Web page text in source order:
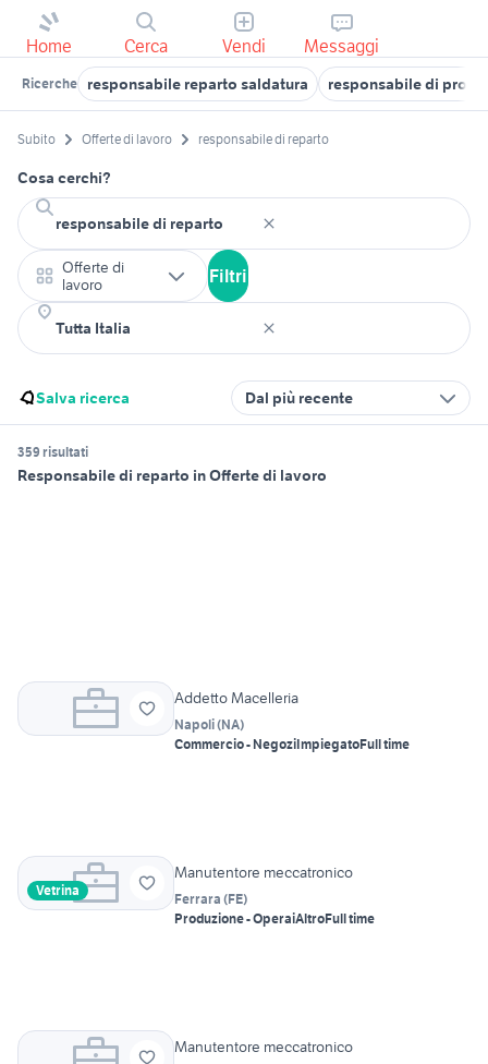
Home Cerca Vendi Messaggi
Ricerche responsabile reparto saldatura responsabile di
Subito Offerte di lavoro responsabile di reparto
Cosa cerchi?
Offerte di
lavoro
Filtri
Salva ricerca Dal più recente
359 risultati
Responsabile di reparto in Offerte di lavoro
Addetto Macelleria
Napoli(NA)
Commercio - NegoziImpiegatoFull time
Vetrina
Manutentore meccatronico
Ferrara (FE)
Produzione - OperaiAltroFull time
Manutentore meccatronico